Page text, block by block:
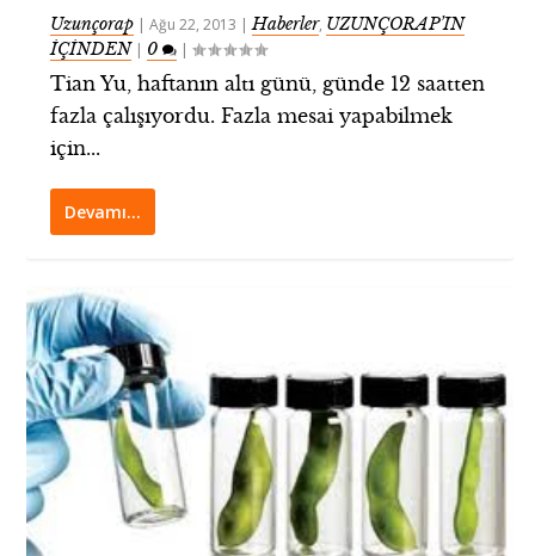
Uzunçorap |Ağu 22, 2013 |Haberler, UZUNÇORAP’IN
İÇİNDEN| 0 |
Tian Yu, haftanın altı günü, günde 12 saatten
fazla çalışıyordu. Fazla mesai yapabilmek
için...
Devamı…